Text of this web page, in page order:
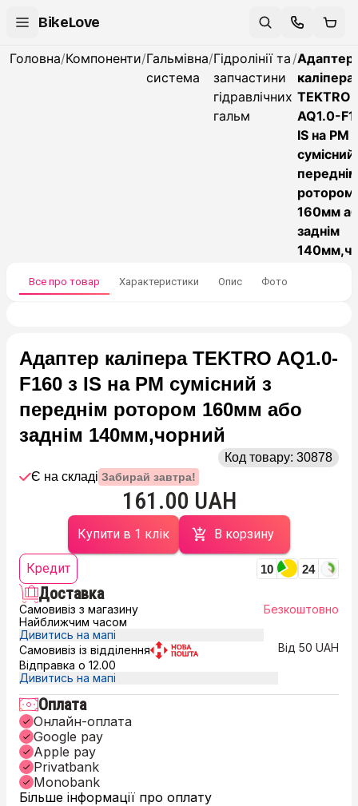
BikeLove
Головна/Компоненти/Гальмівна
система
/Гідролінії та
запчастини
гідравлічних
гальм
/Адаптер
каліпера
TEKTRO
AQ1.0-
IS на PM
сумісний
переднім
ротором
160мм
заднім
Все про товар Характеристики Опис Фото
Адаптер каліпера TEKTRO AQ1.0-
F160 з IS на PM сумісний з
переднім ротором 160мм або
заднім 140мм,чорний
Код товару: 30878
Є на складі Забирай завтра!
161.00 UAH
Купити в 1 клік В корзину
Кредит 10 24
Доставка
Самовивіз з магазину
Найближчим часом
Дивитись на мапі
Безкоштовно
Самовивіз із відділення
Відправка о 12.00
Дивитись на мапі
Від 50 UAH
Оплата
Онлайн-оплата
Google pay
Apple pay
Privatbank
Monobank
Більше інформації про оплату